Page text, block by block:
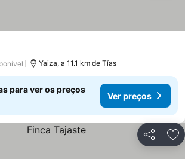
Yaiza, a 11.1 km de Tías
para ver os preços
Ver preços
Partilhar